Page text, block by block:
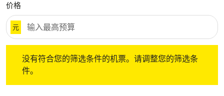
价格
元
没有符合您的筛选条件的机票。请调整您的筛选条
件。